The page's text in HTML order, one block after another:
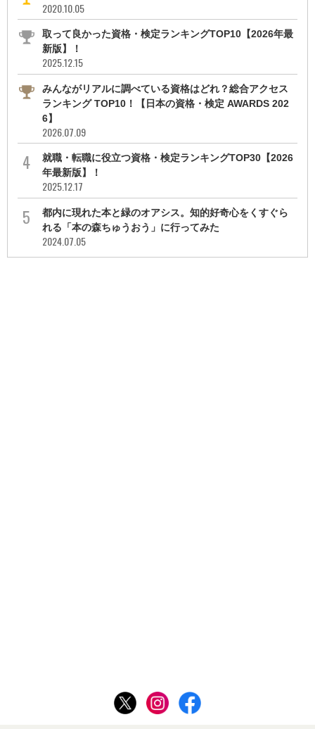
2020.10.05
取って良かった資格・検定ランキングTOP10【2026年最
新版】！
2025.12.15
みんながリアルに調べている資格はどれ？総合アクセス
ランキング TOP10！【日本の資格・検定 AWARDS 202
6】
2026.07.09
就職・転職に役立つ資格・検定ランキングTOP30【2026
年最新版】！
2025.12.17
都内に現れた本と緑のオアシス。知的好奇心をくすぐら
れる「本の森ちゅうおう」に行ってみた
2024.07.05